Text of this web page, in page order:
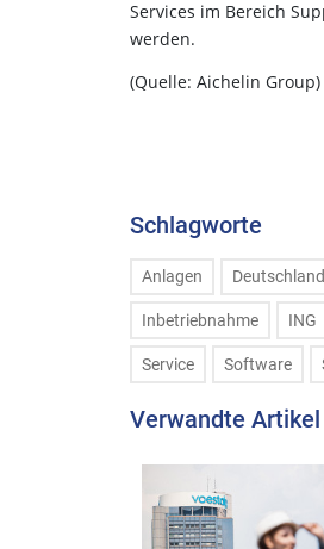
Services im Bereich
werden.
(Quelle: Aichelin Group)
Schlagworte
Anlagen Deutschland
Inbetriebnahme ING
Service Software
Verwandte Artikel